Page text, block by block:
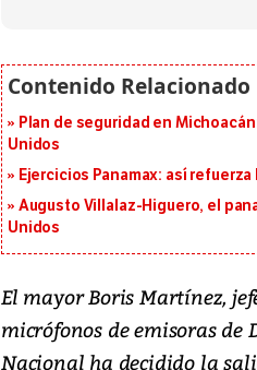
Plan de seguridad en
Unidos
Ejercicios Panamax: así
Augusto Villalaz-Higuero, el
Unidos
El mayor Boris Martínez,
micrófonos de emisoras de
Nacional ha decidido la